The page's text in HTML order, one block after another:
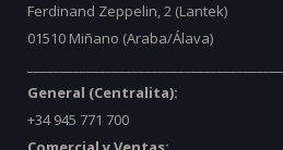
Ferdinand Zeppelin, 2 (Lantek)
01510 Miñano (Araba/Álava)
General (Centralita):
+34 945 771 700